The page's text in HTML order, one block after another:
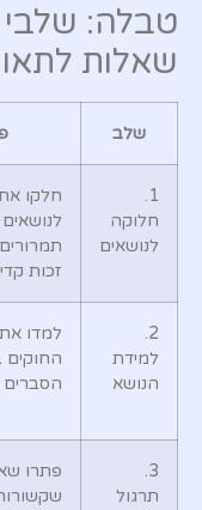
טבלה: שלבי
שאלות
שלב
1.
חלוקה
לנושאים
חלקו
זכות
2.
למידת
הנושא
למדו את
החוקים
הסברים
3.
תרגול
פתרו